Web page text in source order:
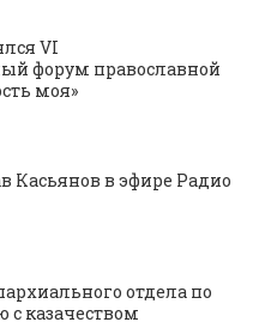
VI
форум православной
моя»
Касьянов в эфире Радио
отдела по
казачеством